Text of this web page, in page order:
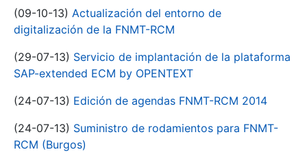
(09-10-13) Actualización del entorno de
digitalización de la FNMT-RCM
(29-07-13) Servicio de implantación de la plataforma
SAP-extended ECM by OPENTEXT
(24-07-13) Edición de agendas FNMT-RCM 2014
(24-07-13) Suministro de rodamientos para FNMT-
RCM (Burgos)